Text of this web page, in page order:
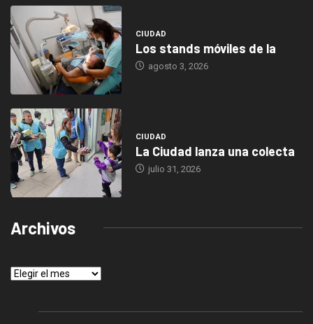
CIUDAD
Los stands móviles de la
agosto 3, 2026
CIUDAD
La Ciudad lanza una colecta
julio 31, 2026
Archivos
Archivos